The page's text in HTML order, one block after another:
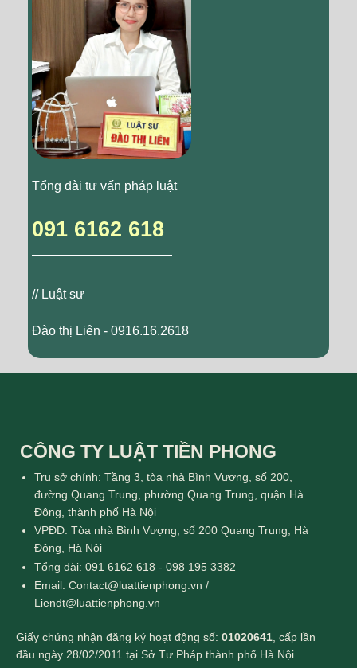
Tổng đài tư vấn pháp luật
091 6162 618
// Luật sư
Đào thị Liên - 0916.16.2618
CÔNG TY LUẬT TIỀN PHONG
Trụ sở chính: Tầng 3, tòa nhà Bình Vượng, số 200,
đường Quang Trung, phường Quang Trung, quận Hà
Đông, thành phố Hà Nội
VPĐD: Tòa nhà Bình Vượng, số 200 Quang Trung, Hà
Đông, Hà Nội
Tổng đài: 091 6162 618 - 098 195 3382
Email: Contact@luattienphong.vn /
Liendt@luattienphong.vn
Giấy chứng nhận đăng ký hoạt động số: 01020641, cấp lần
đầu ngày 28/02/2011 tại Sở Tư Pháp thành phố Hà Nội